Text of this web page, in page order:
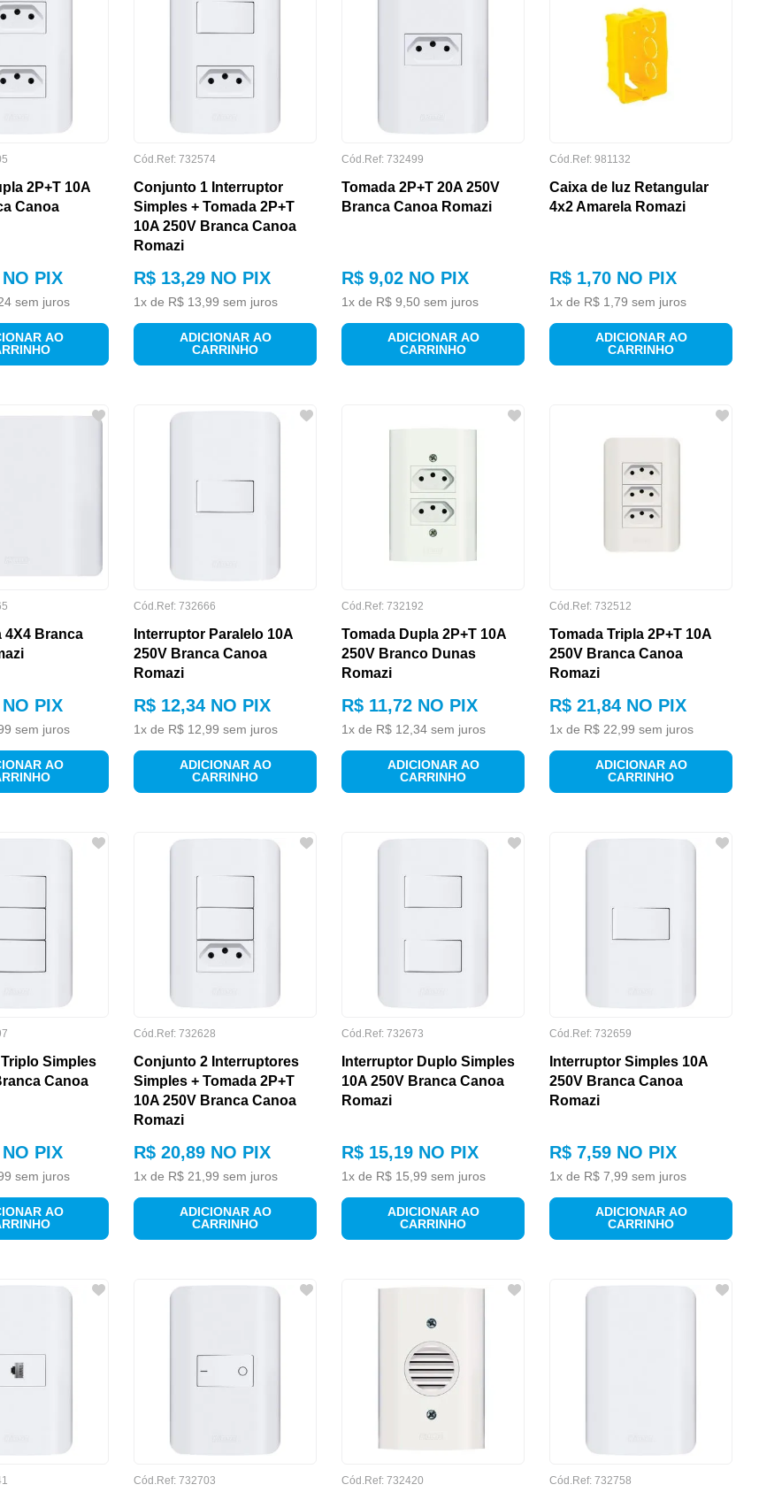
2P+T 10A
Canoa
NO PIX
sem juros
AO
Cód.Ref: 732574
Conjunto 1 Interruptor
Simples + Tomada 2P+T
10A 250V Branca Canoa
Romazi
R$ 13,29 NO PIX
1x de R$ 13 99 sem juros
ADICIONAR AO
CARRINHO
Cód.Ref: 732499
Tomada 2P+T 20A 250V
Branca Canoa Romazi
R$ 9,02 NO PIX
1x de R$ 9 50 sem juros
ADICIONAR AO
CARRINHO
Cód.Ref: 981132
Caixa de luz Retangular
4x2 Amarela Romazi
R$ 1,70 NO PIX
1x de R$ 1 79 sem juros
ADICIONAR AO
CARRINHO
4X4 Branca
NO PIX
sem juros
AO
Cód.Ref: 732666
Interruptor Paralelo 10A
250V Branca Canoa
Romazi
R$ 12,34 NO PIX
1x de R$ 12 99 sem juros
ADICIONAR AO
CARRINHO
Cód.Ref: 732192
Tomada Dupla 2P+T 10A
250V Branco Dunas
Romazi
R$ 11,72 NO PIX
1x de R$ 12 34 sem juros
ADICIONAR AO
CARRINHO
Cód.Ref: 732512
Tomada Tripla 2P+T 10A
250V Branca Canoa
Romazi
R$ 21,84 NO PIX
1x de R$ 22 99 sem juros
ADICIONAR AO
CARRINHO
Simples
Canoa
NO PIX
sem juros
AO
Cód.Ref: 732628
Conjunto 2 Interruptores
Simples + Tomada 2P+T
10A 250V Branca Canoa
Romazi
R$ 20,89 NO PIX
1x de R$ 21 99 sem juros
ADICIONAR AO
CARRINHO
Cód.Ref: 732673
Interruptor Duplo Simples
10A 250V Branca Canoa
Romazi
R$ 15,19 NO PIX
1x de R$ 15 99 sem juros
ADICIONAR AO
CARRINHO
Cód.Ref: 732659
Interruptor Simples 10A
250V Branca Canoa
Romazi
R$ 7,59 NO PIX
1x de R$ 7 99 sem juros
ADICIONAR AO
CARRINHO
Cód.Ref: 732703 Cód.Ref: 732420 Cód.Ref: 732758